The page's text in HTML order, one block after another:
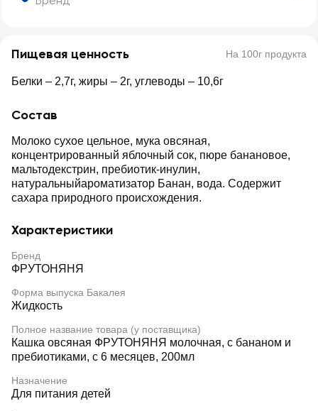
Пищевая ценность На 100г продукта
Белки – 2,7г, жиры – 2г, углеводы – 10,6г
Состав
Молоко сухое цельное, мука овсяная,
концентрированный яблочный сок, пюре банановое,
мальтодекстрин, пребиотик-инулин,
натуральныйароматизатор Банан, вода. Содержит
сахара природного происхождения.
Характеристики
Бренд
ФРУТОНЯНЯ
Форма выпуска Бакалея
Жидкость
Полное название товара (у поставщика)
Кашка овсяная ФРУТОНЯНЯ молочная, с бананом и
пребиотиками, с 6 месяцев, 200мл
Назначение
Для питания детей